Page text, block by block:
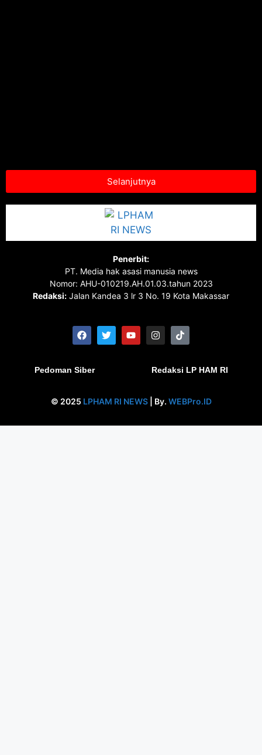
Selanjutnya
Penerbit:
PT. Media hak asasi manusia news
Nomor: AHU-010219.AH.01.03.tahun 2023
Redaksi: Jalan Kandea 3 lr 3 No. 19 Kota Makassar
Pedoman Siber Redaksi LP HAM RI
© 2025 LPHAM RI NEWS| By. WEBPro.ID